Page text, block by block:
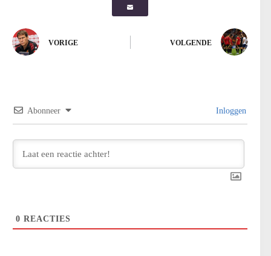
VORIGE VOLGENDE
Abonneer Inloggen
0 REACTIES